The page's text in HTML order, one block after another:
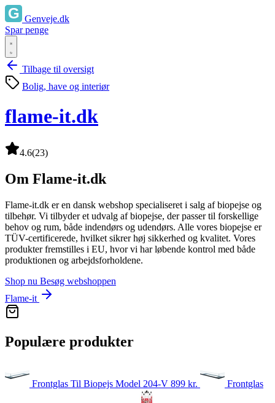
Genveje.dk
Spar penge
Tilbage til oversigt
Bolig, have og interiør
flame-it.dk
4.6(23)
Om Flame-it.dk
Flame-it.dk er en dansk webshop specialiseret i salg af biopejse og
tilbehør. Vi tilbyder et udvalg af biopejse, der passer til forskellige
behov og rum, både indendørs og udendørs. Alle vores biopejse er
TÜV-certificerede, hvilket sikrer høj sikkerhed og kvalitet. Vores
produkter fremstilles i EU, hvor vi har løbende kontrol med både
produktionen og arbejdsforholdene.
Shop nu Besøg webshoppen
Flame-it
Populære produkter
Frontglas Til Biopejs Model 204-V 899 kr. Frontglas